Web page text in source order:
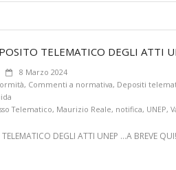
TELEMATICO DEGLI ATTI
8 Marzo 2024
, Commenti a normativa, Depositi
Telematico, Maurizio Reale, notifica, UNEP,
DEGLI ATTI UNEP …A BREVE QUI!